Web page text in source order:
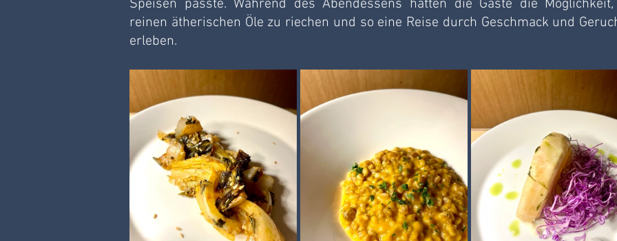
Speisen passte. Während des Abendessens hatten die Gäste die
reinen ätherischen Öle zu riechen und so eine Reise durch Geschmack und
erleben.